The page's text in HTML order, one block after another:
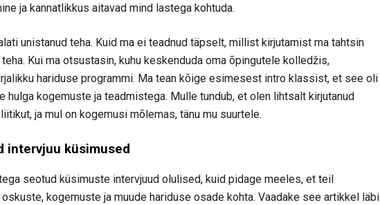
ja kannatlikkus aitavad mind lastega kohtuda.
unistanud teha. Kuid ma ei teadnud täpselt, millist kirjutamist ma tahtsin
Kui ma otsustasin, kuhu keskenduda oma õpingutele kolledžis,
hariduse programmi. Ma tean kõige esimesest intro klassist, et see oli
hulga kogemuste ja teadmistega. Mulle tundub, et olen lihtsalt kirjutanud
ja mul on kogemusi mõlemas, tänu mu suurtele.
intervjuu küsimused
seotud küsimuste intervjuud olulised, kuid pidage meeles, et teil
kogemuste ja muude hariduse osade kohta. Vaadake see artikkel läbi